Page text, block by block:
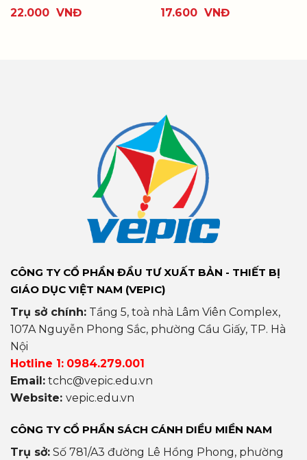
22.000 VNĐ 17.600 VNĐ
CÔNG TY CỔ PHẦN ĐẦU TƯ XUẤT BẢN - THIẾT BỊ
GIÁO DỤC VIỆT NAM (VEPIC)
Trụ sở chính: Tầng 5, toà nhà Lâm Viên Complex,
107A Nguyễn Phong Sắc, phường Cầu Giấy, TP. Hà
Nội
Hotline 1: 0984.279.001
Email: tchc@vepic.edu.vn
Website: vepic.edu.vn
CÔNG TY CỔ PHẦN SÁCH CÁNH DIỀU MIỀN NAM
Trụ sở: Số 781/A3 đường Lê Hồng Phong, phường